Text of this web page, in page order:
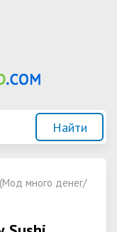
много денег/